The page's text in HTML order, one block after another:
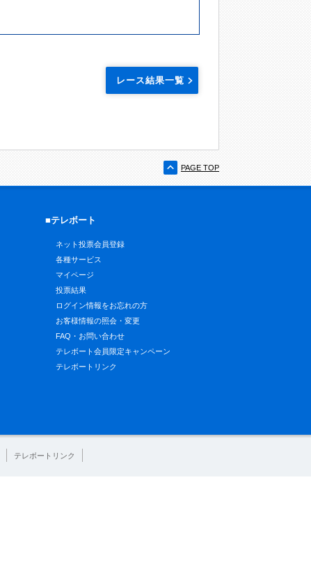
レース結果一覧
PAGE TOP
■テレボート
ネット投票会員登録
各種サービス
マイページ
投票結果
ログイン情報をお忘れの方
お客様情報の照会・変更
FAQ・お問い合わせ
テレボート会員限定キャンペーン
テレボートリンク
テレボートリンク